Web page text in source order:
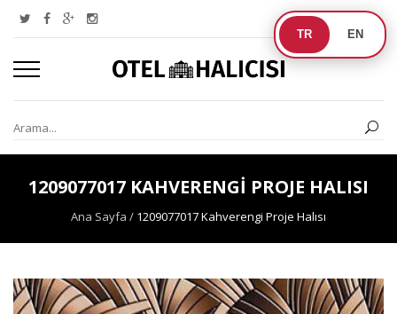
TR EN
1209077017 KAHVERENGI PROJE HALISI
Ana Sayfa / 1209077017 Kahverengi Proje Halısı